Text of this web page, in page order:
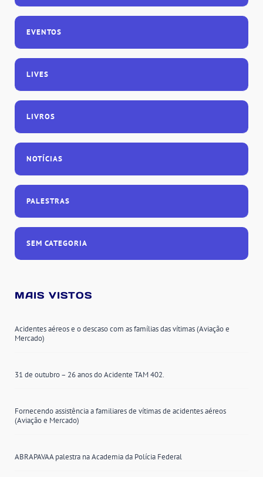
EVENTOS
LIVES
LIVROS
NOTÍCIAS
PALESTRAS
SEM CATEGORIA
MAIS VISTOS
Acidentes aéreos e o descaso com as famílias das vítimas (Aviação e
Mercado)
31 de outubro – 26 anos do Acidente TAM 402.
Fornecendo assistência a familiares de vítimas de acidentes aéreos
(Aviação e Mercado)
ABRAPAVAA palestra na Academia da Polícia Federal